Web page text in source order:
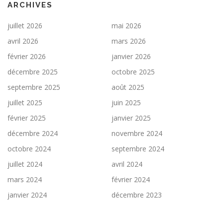
ARCHIVES
juillet 2026
mai 2026
avril 2026
mars 2026
février 2026
janvier 2026
décembre 2025
octobre 2025
septembre 2025
août 2025
juillet 2025
juin 2025
février 2025
janvier 2025
décembre 2024
novembre 2024
octobre 2024
septembre 2024
juillet 2024
avril 2024
mars 2024
février 2024
janvier 2024
décembre 2023